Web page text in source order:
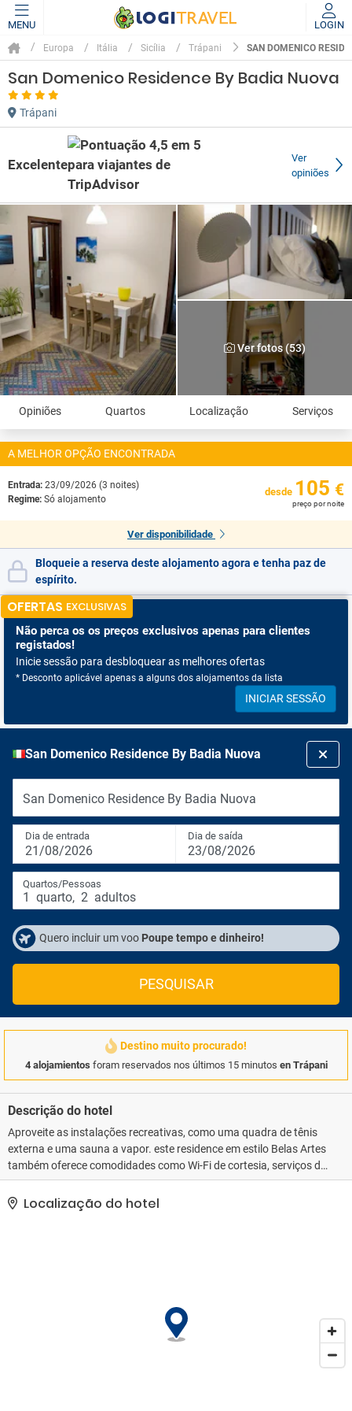
MENU LOGIN
Europa Itália Sicília Trápani SAN DOMENICO
San Domenico Residence By Badia Nuova
Trápani
Excelente
Ver
opiniões
Ver fotos (53)
Opiniões Quartos Localização Serviços
A MELHOR OPÇÃO ENCONTRADA
Entrada: 23/09/2026 (3 noites)
Regime: Só alojamento
desde 105 €
preço por noite
Ver disponibilidade
Bloqueie a reserva deste alojamento agora e tenha paz de
espírito.
OFERTAS EXCLUSIVAS
Não perca os os preços exclusivos apenas para clientes
registados!
Inicie sessão para desbloquear as melhores ofertas
* Desconto aplicável apenas a alguns dos alojamentos da lista
INICIAR SESSÃO
San Domenico Residence By Badia Nuova
San Domenico Residence By Badia Nuova
Dia de entrada
21/08/2026
Dia de saída
23/08/2026
Quartos/Pessoas
1 quarto, 2 adultos
Quero incluir um voo Poupe tempo e dinheiro!
PESQUISAR
Destino muito procurado!
4 alojamientos foram reservados nos últimos 15 minutos en Trápani
Descrição do hotel
Aproveite as instalações recreativas, como uma quadra de tênis
externa e uma sauna a vapor. este residence em estilo Belas Artes
também oferece comodidades como Wi-Fi de cortesia, serviços de
concierge e sala de jogos. Os hóspedes podem pegar carona em
nosso traslado (sobretaxa), que opera até 300 metros.. Esta
propriedade recebeu a classificação oficial por estrelas do the
Localização do hotel